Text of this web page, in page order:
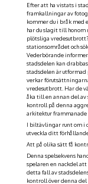
Efter att ha vistats i
framkallningar av
kommer du i bråk med
har du slagit till honom
plötsliga
stationsområdet och
Vederbörande
stadsdelen kan
stadsdelen är utformad
verkar
vredesutbrott. Har de
åka till en annan del
kontroll på denna
arkitektur frammanade
I biltävlingar runt om i
utveckla ditt
Att på olika sätt få
Denna spelsekvens
spelaren en nackdel
detta fall av
kontroll över denna del